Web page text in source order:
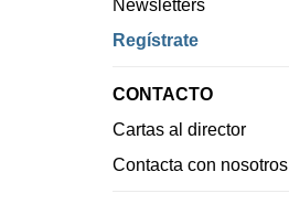
Newsletters
Regístrate
CONTACTO
Cartas al director
Contacta con nosotros